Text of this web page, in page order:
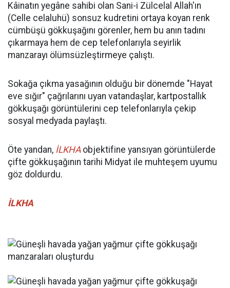
Kâinatın yegâne sahibi olan Sani-i Zülcelal Allah'ın
(Celle celaluhü) sonsuz kudretini ortaya koyan renk
cümbüşü gökkuşağını görenler, hem bu anın tadını
çıkarmaya hem de cep telefonlarıyla seyirlik
manzarayı ölümsüzleştirmeye çalıştı.
Sokağa çıkma yasağının olduğu bir dönemde "Hayat
eve sığır" çağrılarını uyan vatandaşlar, kartpostallık
gökkuşağı görüntülerini cep telefonlarıyla çekip
sosyal medyada paylaştı.
Öte yandan, İLKHAobjektifine yansıyan görüntülerde
çifte gökkuşağının tarihi Midyat ile muhteşem uyumu
göz doldurdu.
İLKHA